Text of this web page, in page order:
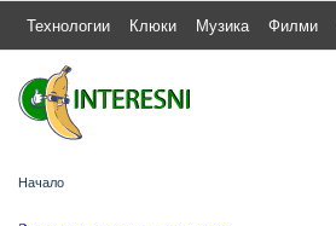
Технологии Клюки Музика Филми
Начало